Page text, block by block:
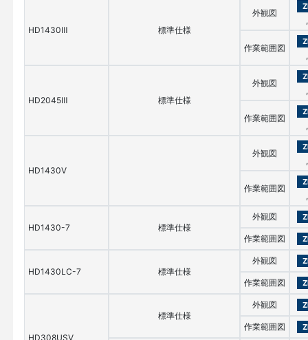
HD1430Ⅲ 標準仕様
外観図
,
作業範囲図
,
HD2045Ⅲ 標準仕様
外観図
,
作業範囲図
,
HD1430V
外観図
,
作業範囲図
,
HD1430-7 標準仕様
外観図
作業範囲図
HD1430LC-7 標準仕様
外観図
作業範囲図
HD308USV
標準仕様
外観図
作業範囲図